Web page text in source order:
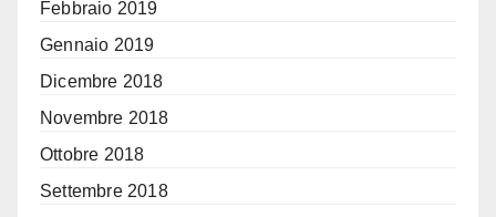
Febbraio 2019
Gennaio 2019
Dicembre 2018
Novembre 2018
Ottobre 2018
Settembre 2018